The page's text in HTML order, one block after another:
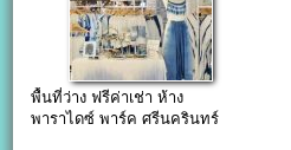
พื้นที่ว่าง ฟรีค่าเช่า ห้าง
พาราไดซ์ พาร์ค ศรีนครินทร์